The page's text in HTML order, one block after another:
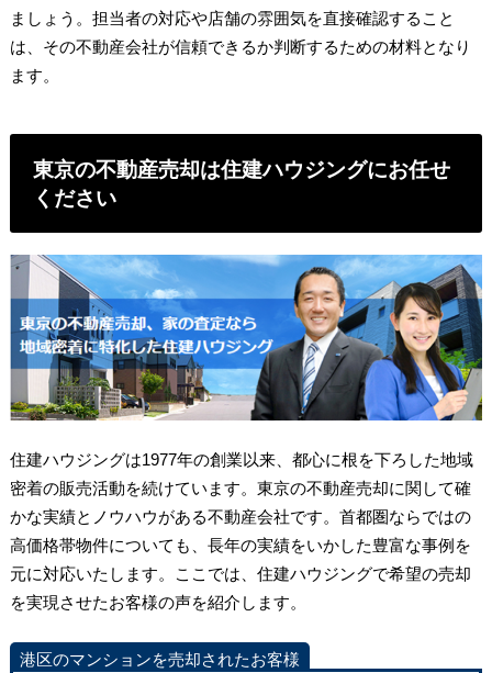
ましょう。担当者の対応や店舗の雰囲気を直接確認すること
は、その不動産会社が信頼できるか判断するための材料となり
ます。
東京の不動産売却は住建ハウジングにお任せ
ください
住建ハウジングは1977年の創業以来、都心に根を下ろした地域
密着の販売活動を続けています。東京の不動産売却に関して確
かな実績とノウハウがある不動産会社です。首都圏ならではの
高価格帯物件についても、長年の実績をいかした豊富な事例を
元に対応いたします。ここでは、住建ハウジングで希望の売却
を実現させたお客様の声を紹介します。
港区のマンションを売却されたお客様